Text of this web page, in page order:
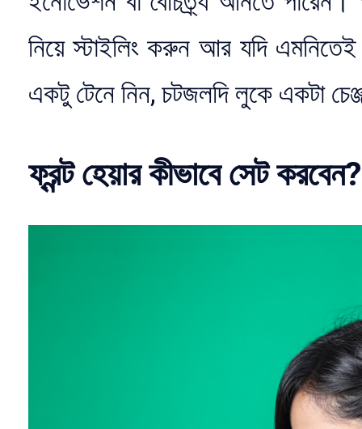
নিয়ে স্টাইলিং করুন আর যদি
একটু টেনে নিন, চটজলদি লুকে একটা
ফ্রন্ট হেয়ার কীভাবে সেট